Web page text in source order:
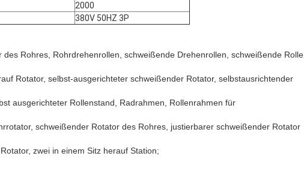
2000
380V 50HZ 3P
Rohres, Rohrdrehenrollen, schweißende Drehenrollen, schweißende Rolle,
Rotator, selbst-ausgerichteter schweißender Rotator, selbstausrichtender
ausgerichteter Rollenstand, Radrahmen, Rollenrahmen für
schweißender Rotator des Rohres, justierbarer schweißender Rotator
zwei in einem Sitz herauf Station;